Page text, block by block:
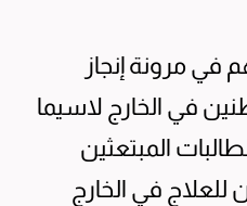
في مرونة إنجاز
في الخارج لاسيما
المبتعثين
في الخارج